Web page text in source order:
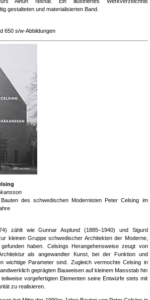
gestalteten und materialisierten Band.
650 s/w-Abbildungen
des schwedischen Modernisten Peter Celsing im
zählt wie Gunnar Asplund (1885–1940) und Sigurd
kleinen Gruppe schwedischer Architekten der Moderne,
haben. Celsings Herangehensweise zeugt von
als angewandter Kunst, bei der Funktion und
wichtige Parameter sind. Zugleich vermochte Celsing in
geprägten Bauweisen auf kleinem Massstab hin
vorgefertigten Elementen seine Entwürfe stets mit
zu realisieren.